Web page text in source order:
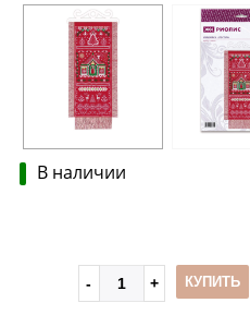
В наличии
КУПИТЬ